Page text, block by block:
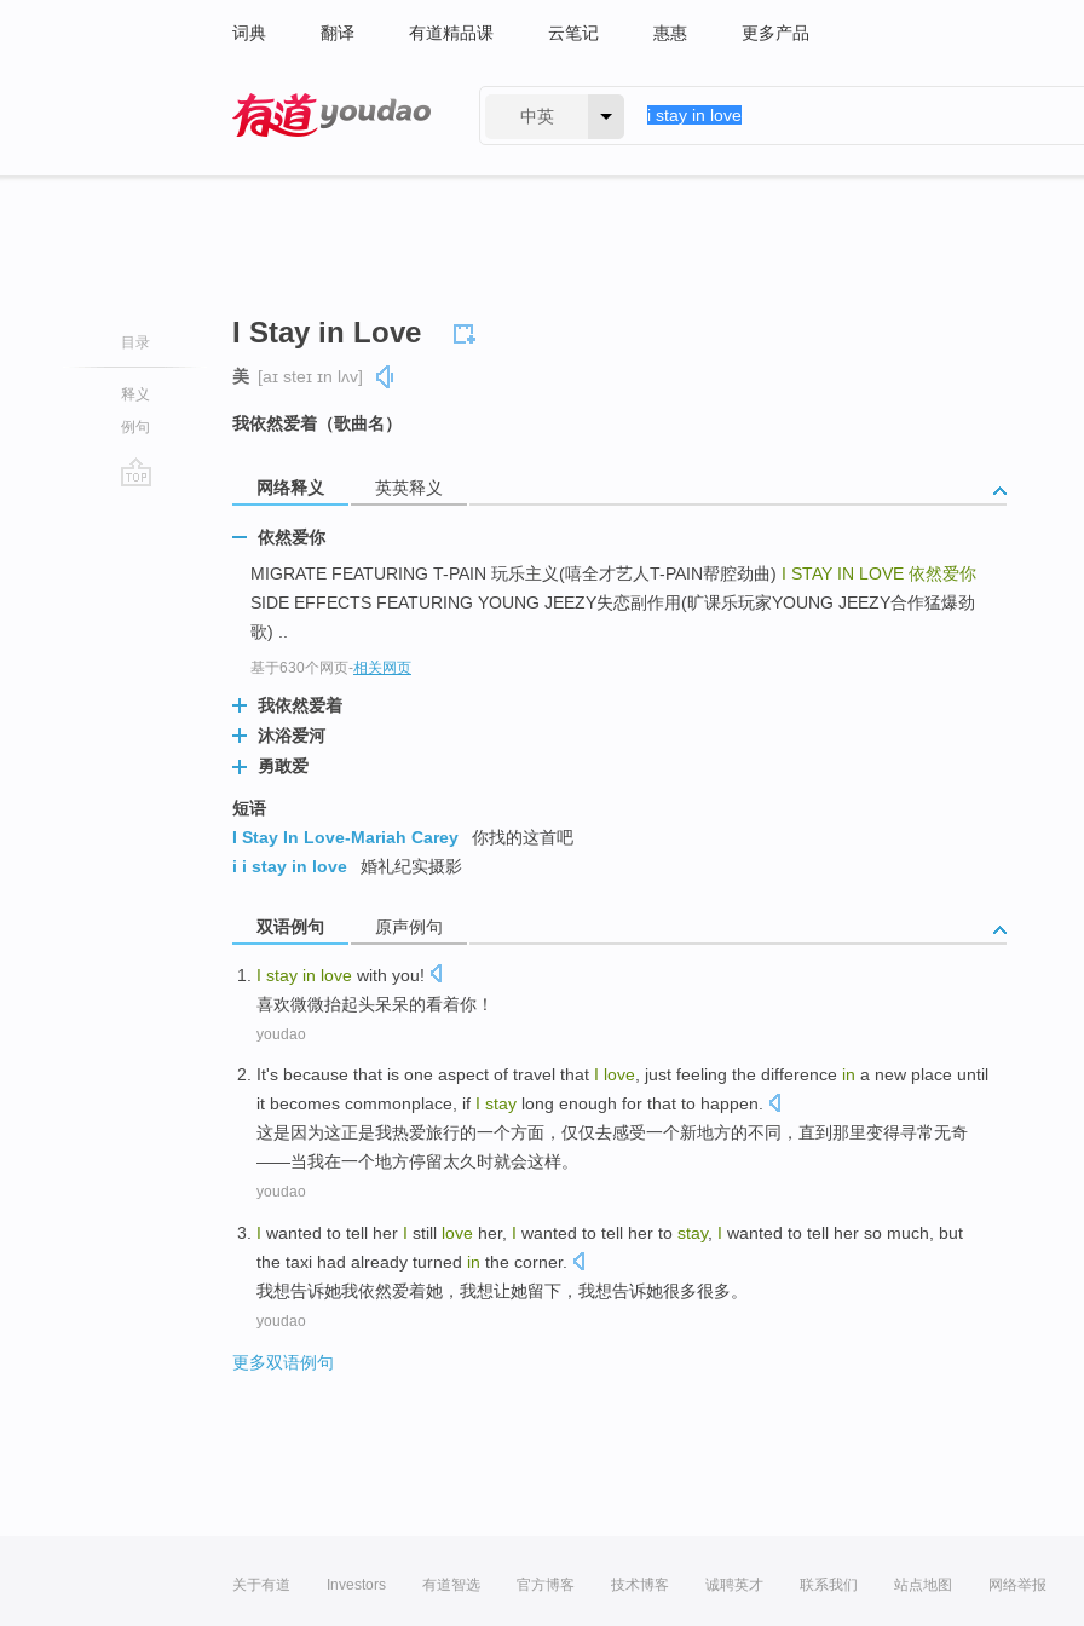
词典 翻译 有道精品课 云笔记 惠惠 更多产品
中英
目录
释义
例句
I Stay in Love
美 [aɪ steɪ ɪn lʌv]
我依然爱着（歌曲名）
网络释义 英英释义
依然爱你
MIGRATE FEATURING T-PAIN 玩乐主义(嘻全才艺人T-PAIN帮腔劲曲) I STAY IN LOVE 依然爱你
SIDE EFFECTS FEATURING YOUNG JEEZY失恋副作用(旷课乐玩家YOUNG JEEZY合作猛爆劲
歌) ..
基于630个网页-相关网页
我依然爱着
沐浴爱河
勇敢爱
短语
I Stay In Love-Mariah Carey
你找的这首吧
i i stay in love
婚礼纪实摄影
双语例句 原声例句
I stay in love with you!
喜欢微微抬起头呆呆的看着你 ！
youdao
It's because that is one aspect of travel that I love, just feeling the difference in a new place until
it becomes commonplace, if I stay long enough for that to happen.
这是因为这正是我热爱旅行的一个方面 ， 仅仅去感受一个新地方的不同 ， 直到那里变得寻常无奇
——当我在一个地方停留太久时就会这样。
youdao
I wanted to tell her I still love her, I wanted to tell her to stay, I wanted to tell her so much, but
the taxi had already turned in the corner.
我想告诉她我依然爱着她，我想让她留下 ，我想告诉她很多很多。
youdao
更多双语例句
关于有道 Investors 有道智选 官方博客 技术博客 诚聘英才 联系我们 站点地图 网络举报